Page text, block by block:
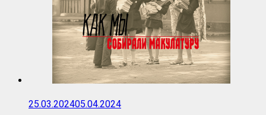
25.03.202405.04.2024